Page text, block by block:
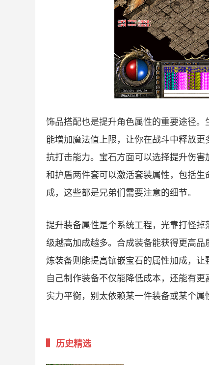
饰品搭配也是提升角色属性的重要途径
能增加魔法值上限，让你在战斗中释放
抗打击能力。宝石方面可以选择提升伤
和护盾两件套可以激活套装属性，包括
成，这些都是兄弟们需要注意的细节。
提升装备属性是个系统工程，光靠打怪
级越高加成越多。合成装备能获得更高
炼装备则能提高镶嵌宝石的属性加成，让
自己制作装备不仅能降低成本，还能有
实力平衡，别太依赖某一件装备或某个属
历史精选